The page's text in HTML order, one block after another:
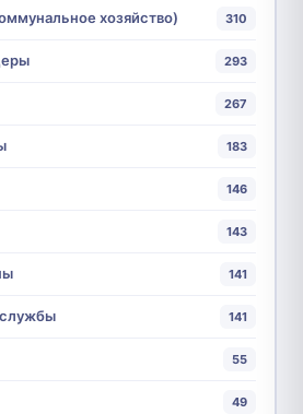
хозяйство) 310
293
267
183
146
143
141
141
55
49